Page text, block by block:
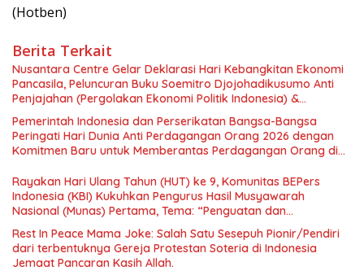
(Hotben)
Berita Terkait
Nusantara Centre Gelar Deklarasi Hari Kebangkitan Ekonomi
Pancasila, Peluncuran Buku Soemitro Djojohadikusumo Anti
Penjajahan (Pergolakan Ekonomi Politik Indonesia) &
Simposium Nasional “Urgensi Undang-Undang Perekonomian
Nasional dan Kesejahteraan Sosial dalam Menata Bangsa
Menuju Indonesia Emas 2045”,
Pemerintah Indonesia dan Perserikatan Bangsa-Bangsa
Peringati Hari Dunia Anti Perdagangan Orang 2026 dengan
Komitmen Baru untuk Memberantas Perdagangan Orang di
Rayakan Hari Ulang Tahun (HUT) ke 9, Komunitas BEPers
Indonesia (KBI) Kukuhkan Pengurus Hasil Musyawarah
Nasional (Munas) Pertama, Tema: “Penguatan dan
Pengembangan Organisasi KBI yang Berbasis Riset di seluruh
Indonesia dan Mancanegara”.
Rest In Peace Mama Joke: Salah Satu Sesepuh Pionir/Pendiri
dari terbentuknya Gereja Protestan Soteria di Indonesia
Jemaat Pancaran Kasih Allah.